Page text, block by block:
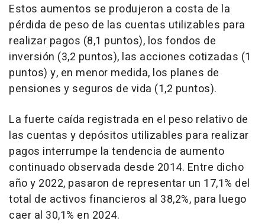
Estos aumentos se produjeron a costa de la
pérdida de peso de las cuentas utilizables para
realizar pagos (8,1 puntos), los fondos de
inversión (3,2 puntos), las acciones cotizadas (1
puntos) y, en menor medida, los planes de
pensiones y seguros de vida (1,2 puntos).
La fuerte caída registrada en el peso relativo de
las cuentas y depósitos utilizables para realizar
pagos interrumpe la tendencia de aumento
continuado observada desde 2014. Entre dicho
año y 2022, pasaron de representar un 17,1% del
total de activos financieros al 38,2%, para luego
caer al 30,1% en 2024.